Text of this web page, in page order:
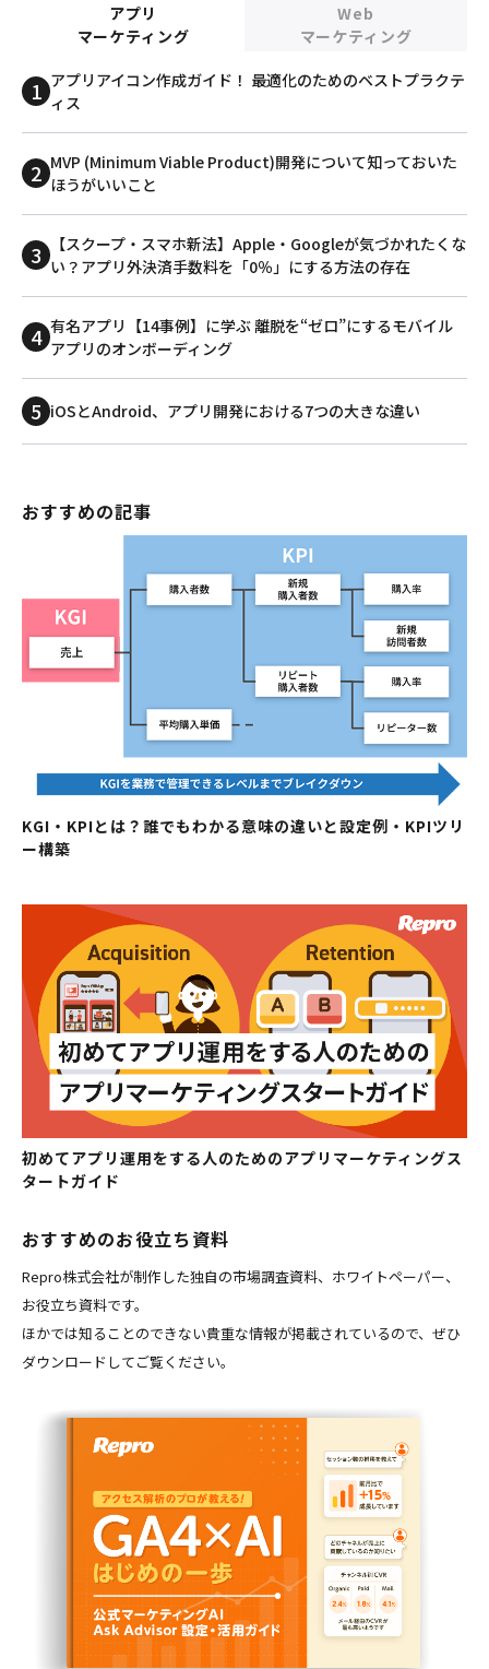
アプリ
マーケティング
Web
マーケティング
アプリアイコン作成ガイド！ 最適化のためのベストプラクテ
ィス
MVP (Minimum Viable Product)開発について知っておいた
ほうがいいこと
【スクープ・スマホ新法】Apple・Googleが気づかれたくな
い？アプリ外決済手数料を「0％」にする方法の存在
有名アプリ【14事例】に学ぶ 離脱を“ゼロ”にするモバイル
アプリのオンボーディング
iOSとAndroid、アプリ開発における7つの大きな違い
おすすめの記事
KGI・KPIとは？誰でもわかる意味の違いと設定例・KPIツリ
ー構築
初めてアプリ運用をする人のためのアプリマーケティングス
タートガイド
おすすめのお役立ち資料
Repro株式会社が制作した独自の市場調査資料、ホワイトペーパー、
お役立ち資料です。
ほかでは知ることのできない貴重な情報が掲載されているので、ぜひ
ダウンロードしてご覧ください。